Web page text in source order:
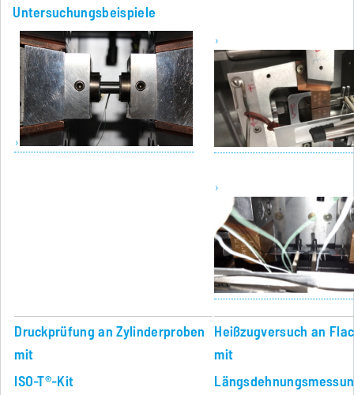
Untersuchungsbeispiele
Druckprüfung an Zylinderproben
mit
ISO-T®-Kit
Heißzugversuch an
mit